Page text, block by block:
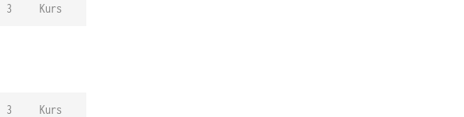
3 Kurs
3 Kurs